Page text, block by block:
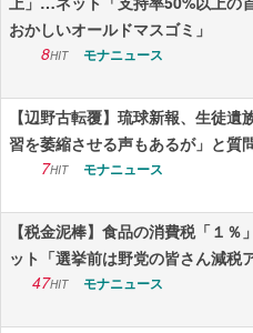
おかしいオールドマスゴミ」
8HIT モナニュース
【辺野古転覆】琉球新報、生徒
習を萎縮させる声もあるが」と質
7HIT モナニュース
【税金泥棒】食品の消費税「１
ット「選挙前は野党の皆さん減税
47HIT モナニュース